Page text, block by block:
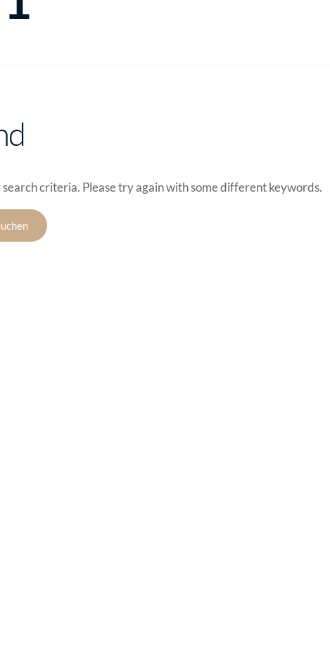
criteria. Please try again with some different keywords.